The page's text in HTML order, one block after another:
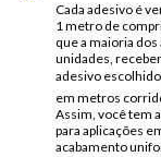
Cada adesivo é
1 metro de
que a maioria
unidades,
adesivo
em metros
Assim, você tem
para aplicações
acabamento